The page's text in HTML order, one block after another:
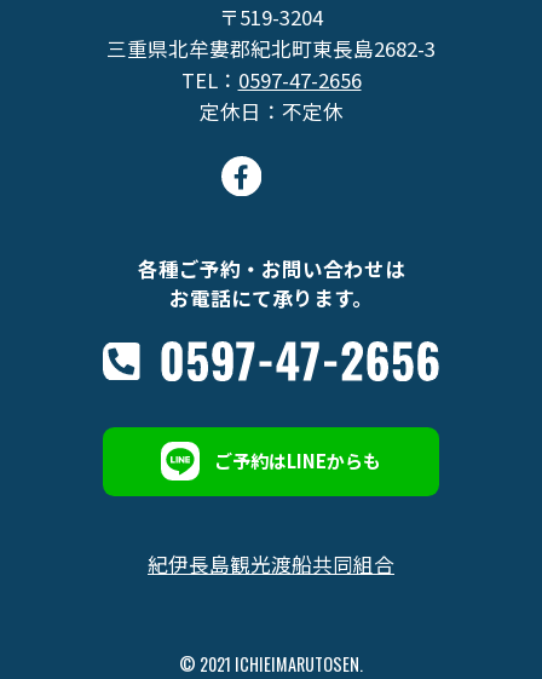
〒519-3204
三重県北牟婁郡紀北町東長島2682-3
TEL： 0597-47-2656
定休日：不定休
各種ご予約・お問い合わせは
お電話にて承ります。
ご予約はLINEからも
紀伊長島観光渡船共同組合
© 2021 ICHIEIMARUTOSEN.